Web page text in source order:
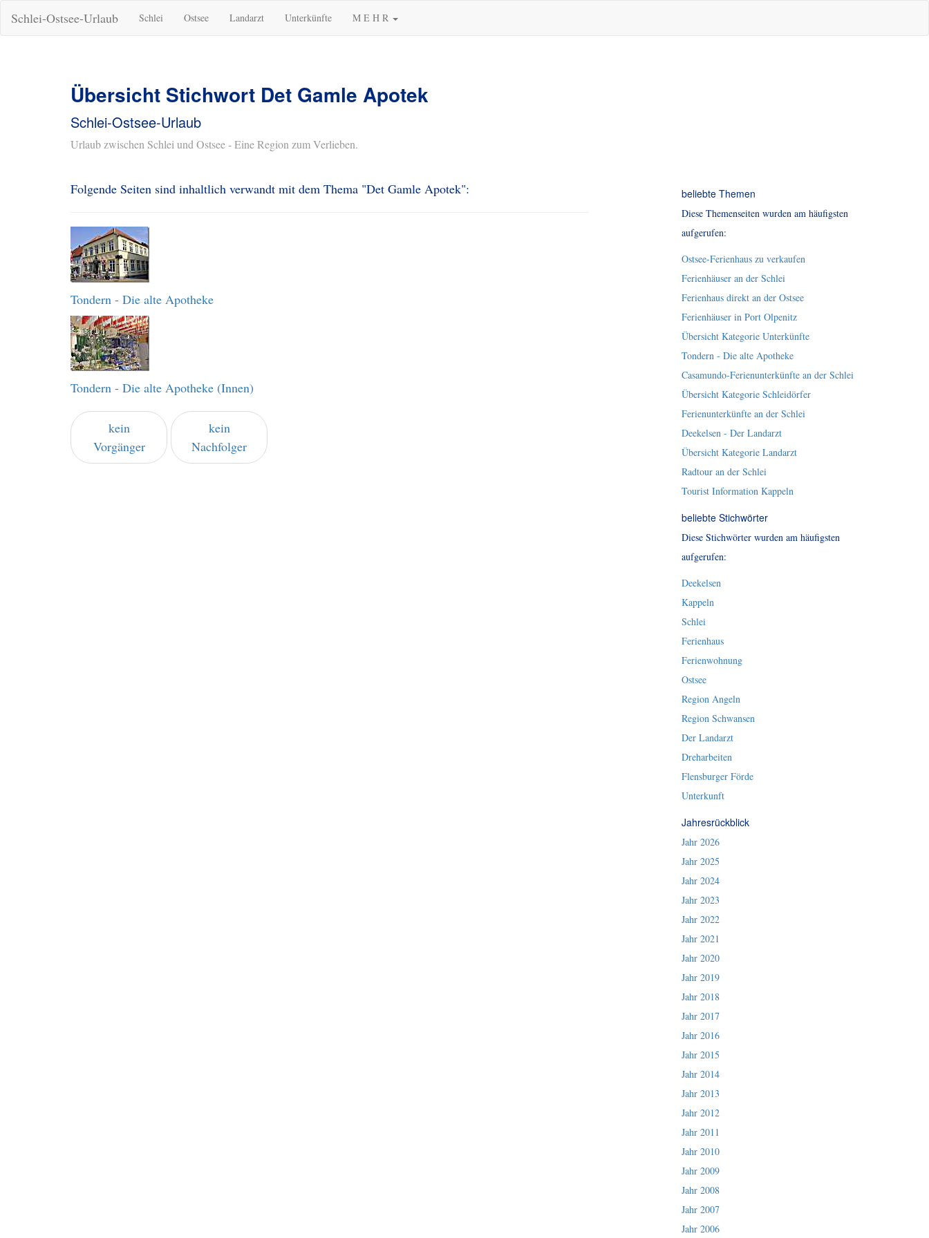
Schlei-Ostsee-Urlaub Schlei Ostsee Landarzt Unterkünfte M E H R
Übersicht Stichwort Det Gamle Apotek
Schlei-Ostsee-Urlaub
Urlaub zwischen Schlei und Ostsee - Eine Region zum Verlieben.
Folgende Seiten sind inhaltlich verwandt mit dem Thema "Det Gamle Apotek":
Tondern - Die alte Apotheke
Tondern - Die alte Apotheke (Innen)
kein
Vorgänger
kein
Nachfolger
beliebte Themen
Diese Themenseiten wurden am häufigsten
aufgerufen:
Ostsee-Ferienhaus zu verkaufen
Ferienhäuser an der Schlei
Ferienhaus direkt an der Ostsee
Ferienhäuser in Port Olpenitz
Übersicht Kategorie Unterkünfte
Tondern - Die alte Apotheke
Casamundo-Ferienunterkünfte an der Schlei
Übersicht Kategorie Schleidörfer
Ferienunterkünfte an der Schlei
Deekelsen - Der Landarzt
Übersicht Kategorie Landarzt
Radtour an der Schlei
Tourist Information Kappeln
beliebte Stichwörter
Diese Stichwörter wurden am häufigsten
aufgerufen:
Deekelsen
Kappeln
Schlei
Ferienhaus
Ferienwohnung
Ostsee
Region Angeln
Region Schwansen
Der Landarzt
Dreharbeiten
Flensburger Förde
Unterkunft
Jahresrückblick
Jahr 2026
Jahr 2025
Jahr 2024
Jahr 2023
Jahr 2022
Jahr 2021
Jahr 2020
Jahr 2019
Jahr 2018
Jahr 2017
Jahr 2016
Jahr 2015
Jahr 2014
Jahr 2013
Jahr 2012
Jahr 2011
Jahr 2010
Jahr 2009
Jahr 2008
Jahr 2007
Jahr 2006